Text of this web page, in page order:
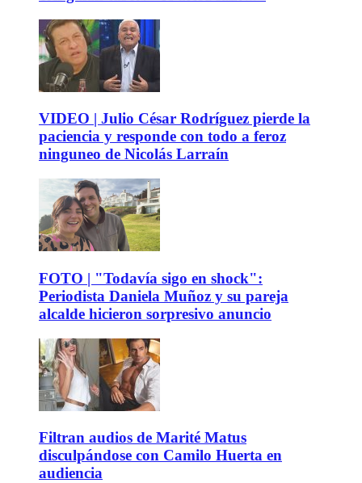
VIDEO | Julio César Rodríguez pierde la
paciencia y responde con todo a feroz
ninguneo de Nicolás Larraín
FOTO | "Todavía sigo en shock":
Periodista Daniela Muñoz y su pareja
alcalde hicieron sorpresivo anuncio
Filtran audios de Marité Matus
disculpándose con Camilo Huerta en
audiencia